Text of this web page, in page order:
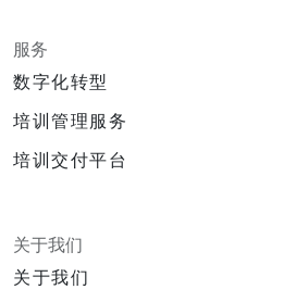
服务
数字化转型
培训管理服务
培训交付平台
关于我们
关于我们